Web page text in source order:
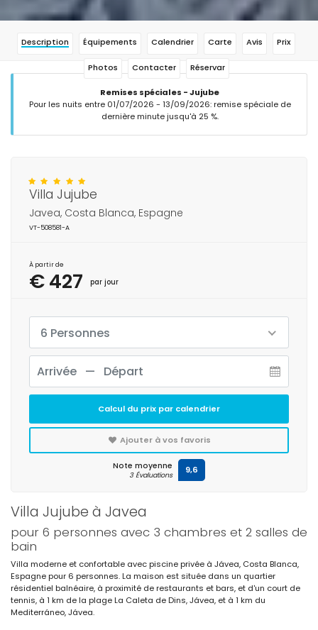
Description Équipements Calendrier Carte Avis Prix
Photos Contacter Réservar
Remises spéciales - Jujube
Pour les nuits entre 01/07/2026 - 13/09/2026: remise spéciale de
dernière minute jusqu'à 25 %.
Villa Jujube à Javea
pour 6 personnes avec 3 chambres et 2 salles de
bain
Villa moderne et confortable avec piscine privée à Jávea, Costa Blanca,
Espagne pour 6 personnes. La maison est située dans un quartier
résidentiel balnéaire, à proximité de restaurants et bars, et d'un court de
tennis, à 1 km de la plage La Caleta de Dins, Jávea, et à 1 km du
Mediterráneo, Jávea.
Villa Jujube
Javea, Costa Blanca, Espagne
VT-508581-A
À partir de
€ 427 par jour
6 Personnes
Calcul du prix par calendrier
Ajouter à vos favoris
Note moyenne
3 Évaluations 9,6